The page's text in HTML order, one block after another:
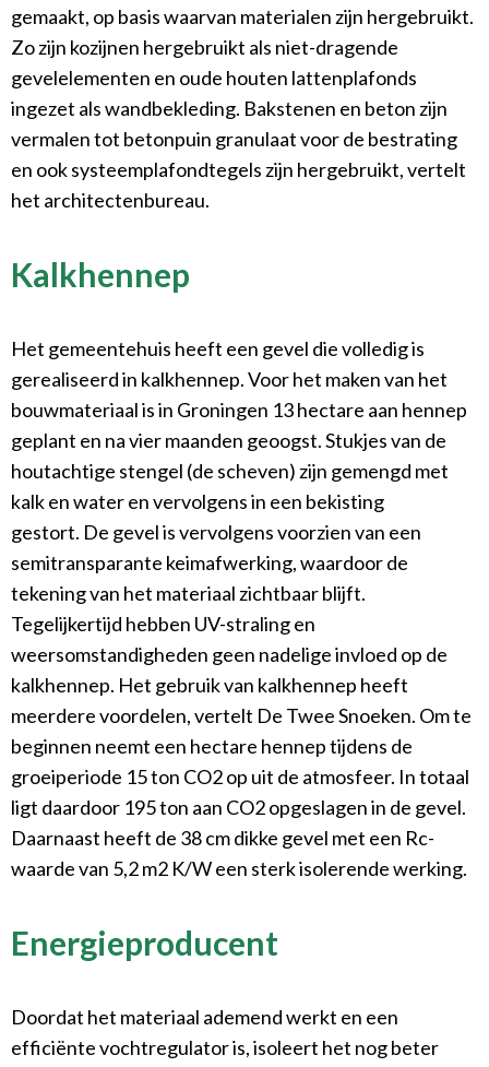
gemaakt, op basis waarvan materialen zijn hergebruikt.
Zo zijn kozijnen hergebruikt als niet-dragende
gevelelementen en oude houten lattenplafonds
ingezet als wandbekleding. Bakstenen en beton zijn
vermalen tot betonpuin granulaat voor de bestrating
en ook systeemplafondtegels zijn hergebruikt, vertelt
het architectenbureau.
Kalkhennep
Het gemeentehuis heeft een gevel die volledig is
gerealiseerd in kalkhennep. Voor het maken van het
bouwmateriaal is in Groningen 13 hectare aan hennep
geplant en na vier maanden geoogst. Stukjes van de
houtachtige stengel (de scheven) zijn gemengd met
kalk en water en vervolgens in een bekisting
gestort. De gevel is vervolgens voorzien van een
semitransparante keimafwerking, waardoor de
tekening van het materiaal zichtbaar blijft.
Tegelijkertijd hebben UV-straling en
weersomstandigheden geen nadelige invloed op de
kalkhennep. Het gebruik van kalkhennep heeft
meerdere voordelen, vertelt De Twee Snoeken. Om te
beginnen neemt een hectare hennep tijdens de
groeiperiode 15 ton CO2 op uit de atmosfeer. In totaal
ligt daardoor 195 ton aan CO2 opgeslagen in de gevel.
Daarnaast heeft de 38 cm dikke gevel met een Rc-
waarde van 5,2 m2 K/W een sterk isolerende werking.
Energieproducent
Doordat het materiaal ademend werkt en een
efficiënte vochtregulator is, isoleert het nog beter